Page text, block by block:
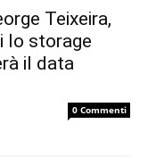
Teixeira,
lo storage
il data
0 Commenti